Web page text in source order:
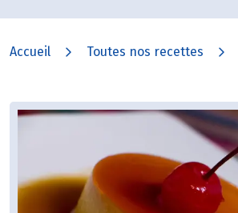
Accueil Toutes nos recettes